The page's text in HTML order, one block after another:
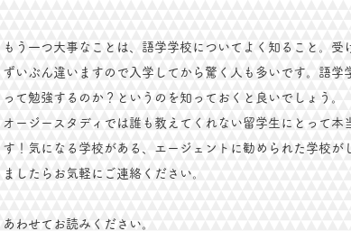
もう一つ大事なことは、語学学校についてよく知ること。受
ずいぶん違いますので入学してから驚く人も多いです。語学
って勉強するのか？というのを知っておくと良いでしょう。
オージースタディでは誰も教えてくれない留学生にとって本
す！気になる学校がある、エージェントに勧められた学校が
ましたらお気軽にご連絡ください。
​あわせてお読みください。